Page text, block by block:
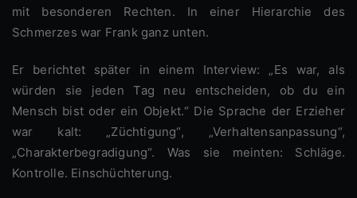
mit besonderen Rechten. In einer Hierarchie des
Schmerzes war Frank ganz unten.
Er berichtet später in einem Interview: „Es war, als
würden sie jeden Tag neu entscheiden, ob du ein
Mensch bist oder ein Objekt.“ Die Sprache der Erzieher
war kalt: „Züchtigung“, „Verhaltensanpassung“,
„Charakterbegradigung“. Was sie meinten: Schläge.
Kontrolle. Einschüchterung.